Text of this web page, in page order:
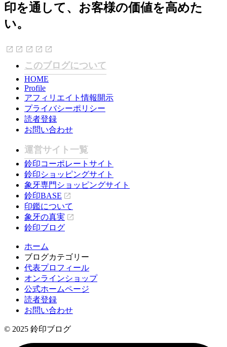
印を通して、お客様の価値を高めた
い。
このブログについて
HOME
Profile
アフィリエイト情報開示
プライバシーポリシー
読者登録
お問い合わせ
運営サイト一覧
鈴印コーポレートサイト
鈴印ショッピングサイト
象牙専門ショッピングサイト
鈴印BASE
印鑑について
象牙の真実
鈴印ブログ
ホーム
ブログカテゴリー
代表プロフィール
オンラインショップ
公式ホームページ
読者登録
お問い合わせ
© 2025 鈴印ブログ